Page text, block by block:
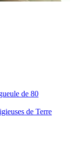
de 80
de Terre